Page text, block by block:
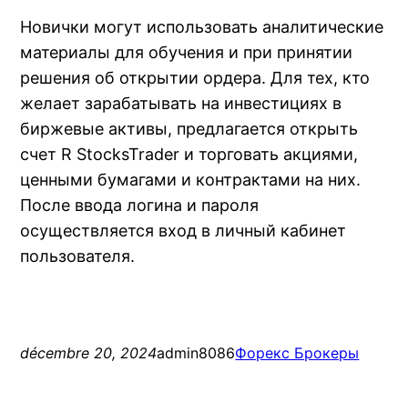
Новички могут использовать аналитические
материалы для обучения и при принятии
решения об открытии ордера. Для тех, кто
желает зарабатывать на инвестициях в
биржевые активы, предлагается открыть
счет R StocksTrader и торговать акциями,
ценными бумагами и контрактами на них.
После ввода логина и пароля
осуществляется вход в личный кабинет
пользователя.
décembre 20, 2024admin8086Форекс Брокеры